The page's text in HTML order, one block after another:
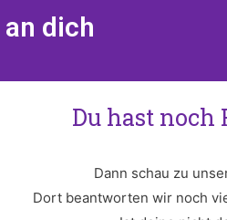
dich
Du hast noch
Dann schau zu
Dort beantworten wir noch